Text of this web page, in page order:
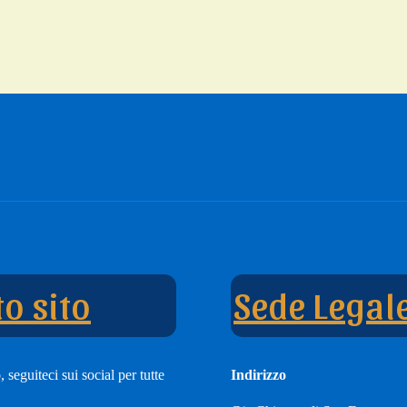
sito
seguiteci sui social per tutte
Sede
Indirizzo